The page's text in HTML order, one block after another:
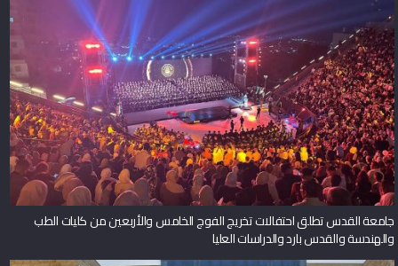
جامعة القدس تطلق احتفالات تخريج الفوج الخامس والأربعين من كليات الطب
والهندسة والقدس بارد والدراسات العليا